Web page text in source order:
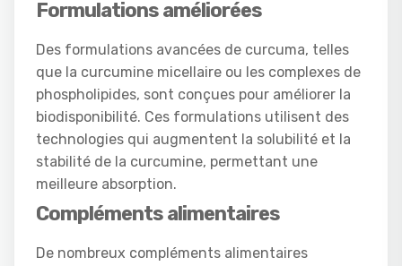
Formulations améliorées
Des formulations avancées de curcuma, telles
que la curcumine micellaire ou les complexes de
phospholipides, sont conçues pour améliorer la
biodisponibilité. Ces formulations utilisent des
technologies qui augmentent la solubilité et la
stabilité de la curcumine, permettant une
meilleure absorption.
Compléments alimentaires
De nombreux compléments alimentaires